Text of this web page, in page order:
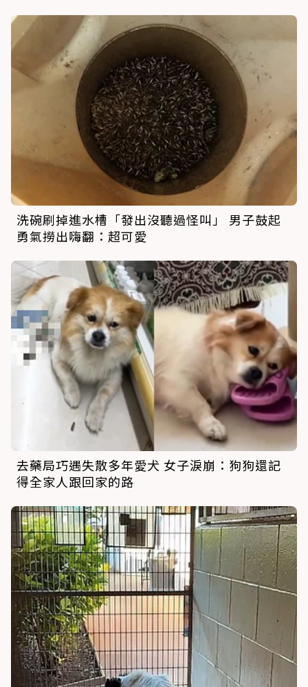
洗碗刷掉進水槽「發出沒聽過怪叫」 男子鼓起
勇氣撈出嗨翻：超可愛
去藥局巧遇失散多年愛犬 女子淚崩：狗狗還記
得全家人跟回家的路